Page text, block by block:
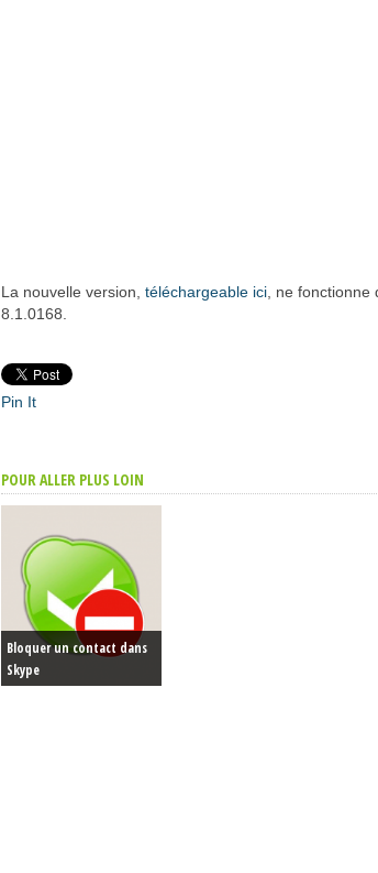
La nouvelle version, téléchargeable ici , ne
8.1.0168.
Pin It
POUR ALLER PLUS LOIN
Bloquer un contact dans
Skype